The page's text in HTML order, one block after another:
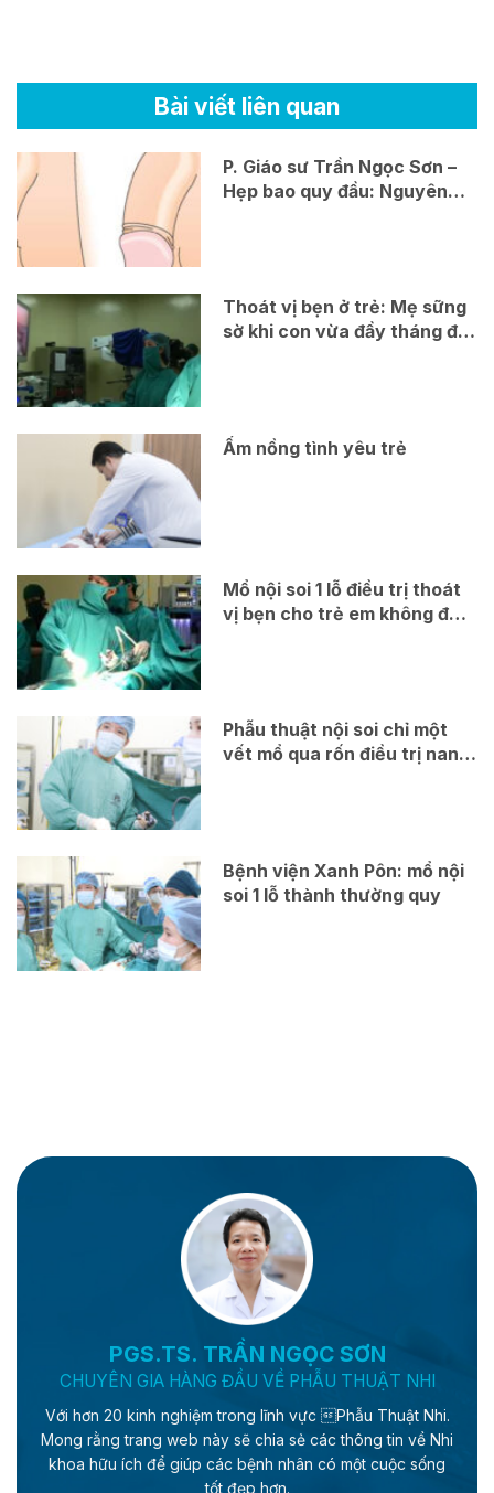
Bài viết liên quan
P. Giáo sư Trần Ngọc Sơn –
Hẹp bao quy đầu: Nguyên
Thoát vị bẹn ở trẻ: Mẹ sững
sờ khi con vừa đầy tháng đã
Ấm nồng tình yêu trẻ
Mổ nội soi 1 lỗ điều trị thoát
vị bẹn cho trẻ em không để
Phẫu thuật nội soi chỉ một
vết mổ qua rốn điều trị nang
Bệnh viện Xanh Pôn: mổ nội
soi 1 lỗ thành thường quy
PGS.TS. TRẦN NGỌC SƠN
CHUYÊN GIA HÀNG ĐẦU VỀ PHẪU THUẬT NHI
Với hơn 20 kinh nghiệm trong lĩnh vực Phẫu Thuật Nhi.
Mong rằng trang web này sẽ chia sẻ các thông tin về Nhi
khoa hữu ích để giúp các bệnh nhân có một cuộc sống
tốt đẹp hơn.